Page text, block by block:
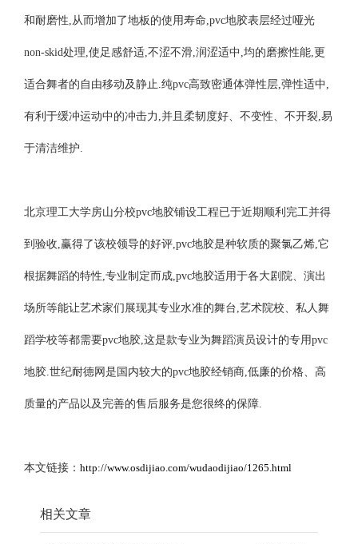
和耐磨性,从而增加了地板的使用寿命,pvc地胶表层经过哑光
non-skid处理,使足感舒适,不涩不滑,润涩适中,均的磨擦性能,更
适合舞者的自由移动及静止.纯pvc高致密通体弹性层,弹性适中,
有利于缓冲运动中的冲击力,并且柔韧度好、不变性、不开裂,易
于清洁维护.
北京理工大学房山分校pvc地胶铺设工程已于近期顺利完工并得
到验收,赢得了该校领导的好评,pvc地胶是种软质的聚氯乙烯,它
根据舞蹈的特性,专业制定而成,pvc地胶适用于各大剧院、演出
场所等能让艺术家们展现其专业水准的舞台,艺术院校、私人舞
蹈学校等都需要pvc地胶,这是款专业为舞蹈演员设计的专用pvc
地胶.世纪耐德网是国内较大的pvc地胶经销商,低廉的价格、高
质量的产品以及完善的售后服务是您很终的保障.
本文链接：http://www.osdijiao.com/wudaodijiao/1265.html
相关文章